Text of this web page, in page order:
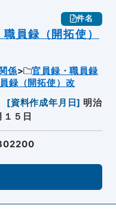
件名
員録（開拓使）
係
官員録・職員録
録（開拓使）改
[資料作成年月日] 明治
５日